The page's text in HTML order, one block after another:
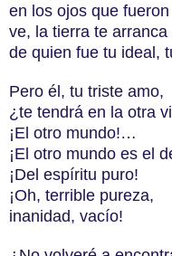
en los ojos que
ve, la tierra te arranca
de quien fue tu ideal,
Pero él, tu triste amo,
¿te tendrá en la otra
¡El otro mundo!…
¡El otro mundo es el
¡Del espíritu puro!
¡Oh, terrible pureza,
inanidad, vacío!